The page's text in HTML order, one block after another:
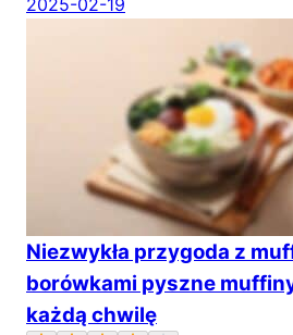
2025-02-19
Niezwykła przygoda z
borówkami pyszne
każdą chwilę